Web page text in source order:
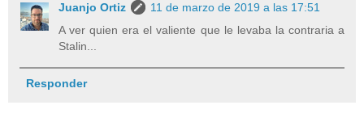
Juanjo Ortiz
11 de marzo de 2019 a las 17:51
A ver quien era el valiente que le levaba la contraria a
Stalin...
Responder